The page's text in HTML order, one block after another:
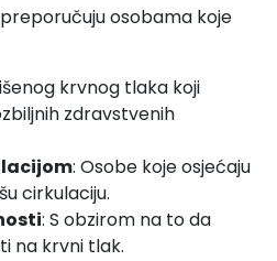
osobama koje
krvnog tlaka koji
zdravstvenih
: Osobe koje osjećaju
cirkulaciju.
: S obzirom na to da
na krvni tlak.